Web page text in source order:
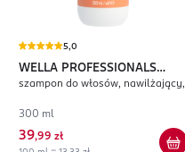
5,0
WELLA PROFESSIONALS
Invigo Nutri Enrich
szampon do włosów, nawilżający,
300 ml
39,99 zł